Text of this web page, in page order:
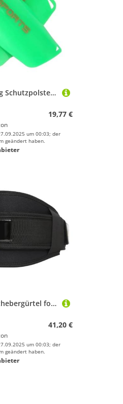
Training Legging Schutzpolster Fußball Protector Light Socke Insert Board Schienbeinschutz Erwachsene Kinder Für Fußballspieler(Green,L)
19,77 €
um 00:03; der
geändert haben.
Fitness-Gewichthebergürtel for Männer und Frauen, Gymnastikgürtel for Gewichtheben, Powerlifting, Krafttraining, Kniebeugen Für Krafttraining Gewichtheben(M)
41,20 €
um 00:03; der
geändert haben.